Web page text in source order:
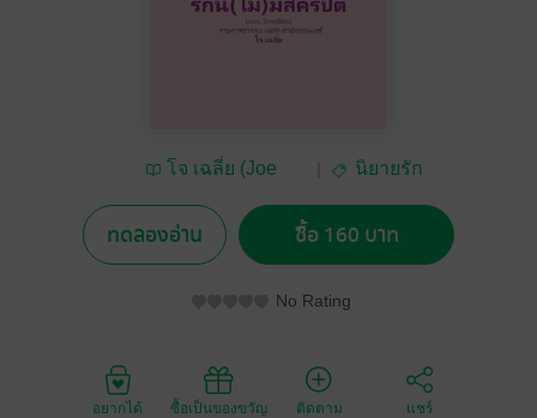
โจ เฉลี่ย (Joe
นิยายรัก
ทดลองอ่าน ซื้อ 160 บาท
No Rating
อยากได้ ซื้อเป็นของขวัญ ติดตาม แชร์